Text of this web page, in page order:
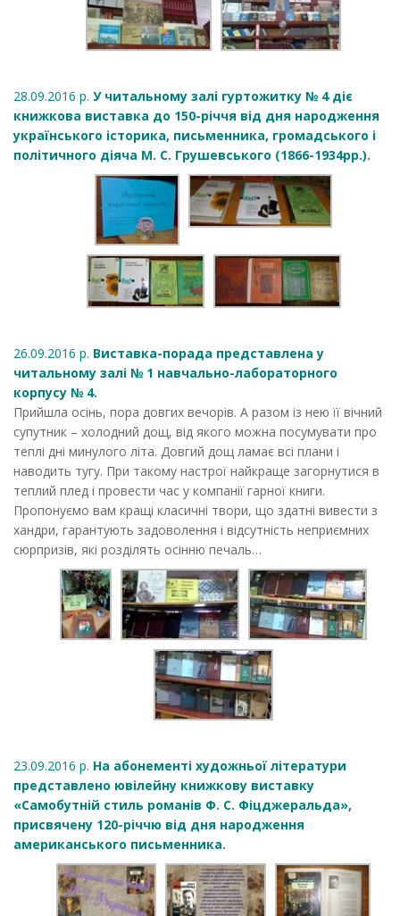
28.09.2016 р. У читальному залі гуртожитку № 4 діє
книжкова виставка до 150-річчя від дня народження
українського історика, письменника, громадського і
політичного діяча М. С. Грушевського (1866-1934рр.).
26.09.2016 р. Виставка-порада представлена у
читальному залі № 1 навчально-лабораторного
корпусу № 4.
Прийшла осінь, пора довгих вечорів. А разом із нею її вічний
супутник – холодний дощ, від якого можна посумувати про
теплі дні минулого літа. Довгий дощ ламає всі плани і
наводить тугу. При такому настрої найкраще загорнутися в
теплий плед і провести час у компанії гарної книги.
Пропонуємо вам кращі класичні твори, що здатні вивести з
хандри, гарантують задоволення і відсутність неприємних
сюрпризів, які розділять осінню печаль…
23.09.2016 р. На абонементі художньої літератури
представлено ювілейну книжкову виставку
«Самобутній стиль романів Ф. С. Фіцджеральда»,
присвячену 120-річчю від дня народження
американського письменника.